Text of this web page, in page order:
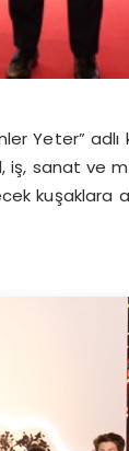
Yeter” adlı
iş, sanat ve
kuşaklara